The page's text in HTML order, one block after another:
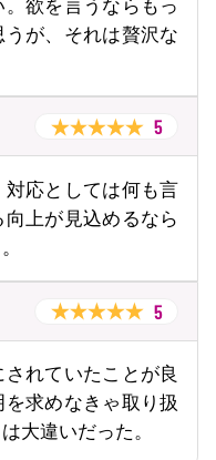
欲を言うならもっ
が、それは贅沢な
5
応としては何も言
上が見込めるなら
5
れていたことが良
求めなきゃ取り扱
大違いだった。